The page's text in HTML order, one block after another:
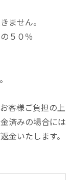
ません。
５０％
客様ご負担の上
済みの場合には
金いたします。